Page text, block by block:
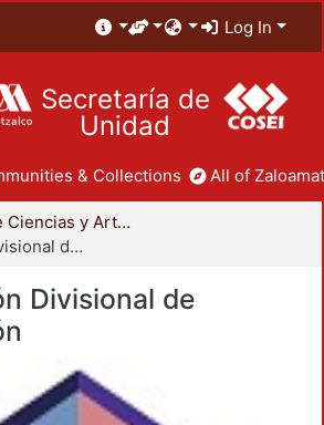
Log In
Secretaría de
Unidad
& Collections All of
División de Ciencias y Artes para el Diseño
Coordinación Divisional de Investigación
Divisional de